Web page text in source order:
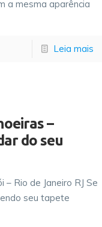
a mesma aparência
Leia mais
–
do seu
Rio de Janeiro RJ Se
seu tapete